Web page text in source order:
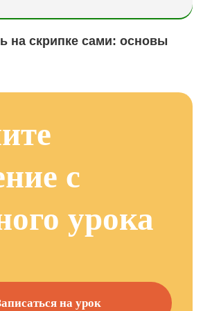
на скрипке сами: основы
с
урока
на урок